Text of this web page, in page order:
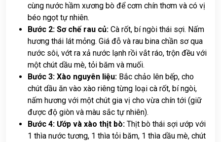
cùng nước hầm xương bò để cơm chín thơm và có vị
béo ngọt tự nhiên.
Bước 2: Sơ chế rau củ: Cà rốt, bí ngòi thái sợi. Nấm
hương thái lát mỏng. Giá đỗ và rau bina chần sơ qua
nước sôi, vớt ra xả nước lạnh rồi vắt ráo, trộn đều với
một chút dầu mè, tỏi băm và muối.
Bước 3: Xào nguyên liệu: Bắc chảo lên bếp, cho
chút dầu ăn vào xào riêng từng loại cà rốt, bí ngòi,
nấm hương với một chút gia vị cho vừa chín tới (giữ
được độ giòn và màu sắc tự nhiên).
Bước 4: Ướp và xào thịt bò: Thịt bò thái sợi ướp với
1 thìa nước tương, 1 thìa tỏi băm, 1 thìa dầu mè, chút